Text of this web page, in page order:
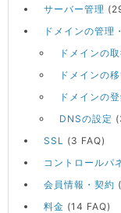
サーバー管理
ドメインの管理
ドメインの
ドメインの
ドメインの
DNSの設定
SSL
(3 FAQ)
コントロールパ
会員情報・契約
料金 (14 FAQ)